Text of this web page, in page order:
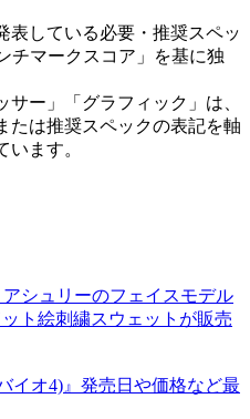
表している必要・推奨スペッ
チマークスコア」を基に独
ー」「グラフィック」は、
たは推奨スペックの表記を軸
ます。
アシュリーのフェイスモデル
ト絵刺繍スウェットが販売
イオ4)』発売日や価格など最